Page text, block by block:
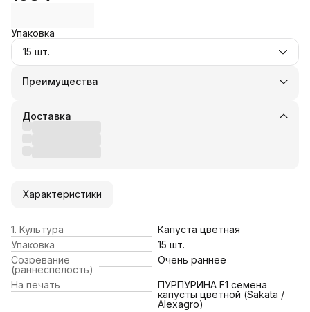
Упаковка
15 шт.
Преимущества
Оплата частями в Сплит
Удобный возврат
Доставка
Характеристики
1. Культура
Капуста цветная
Упаковка
15 шт.
Созревание
(раннеспелость)
Очень раннее
На печать
ПУРПУРИНА F1 семена
капусты цветной (Sakata /
Alexagro)